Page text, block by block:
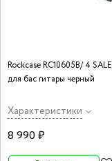
Rockcase RC10605B/ 4 SALE кейс
для бас гитары черный
Характеристики
8 990 ₽